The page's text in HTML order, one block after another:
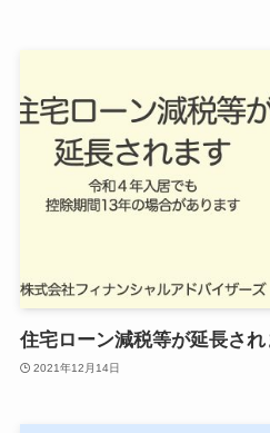
住宅ローン減税等が延長され
2021年12月14日